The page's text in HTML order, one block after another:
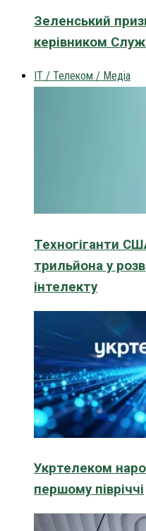
Зеленський
керівником
IT / Телеком / Медіа
Техногіганти
трильйона у
інтелекту
Укртелеком
першому півріччі